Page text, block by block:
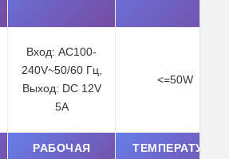
Вход: AC100-
240V~50/60 Гц,
Выход: DC 12V
5A
<=50W
РАБОЧАЯ
ТЕМПЕРАТУРА